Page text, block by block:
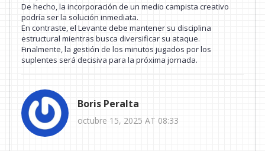
De hecho, la incorporación de un medio campista creativo
podría ser la solución inmediata.
En contraste, el Levante debe mantener su disciplina
estructural mientras busca diversificar su ataque.
Finalmente, la gestión de los minutos jugados por los
suplentes será decisiva para la próxima jornada.
Boris Peralta
octubre 15, 2025 AT 08:33